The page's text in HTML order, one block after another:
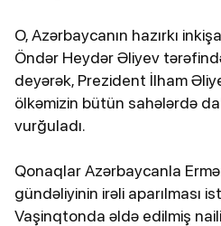
O, Azərbaycanın hazırkı
Öndər Heydər Əliyev
deyərək, Prezident İlham
ölkəmizin bütün sahələrdə
vurğuladı.
Qonaqlar Azərbaycanla
gündəliyinin irəli aparılması
Vaşinqtonda əldə edilmiş